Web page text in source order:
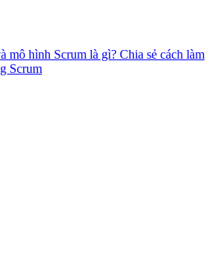
mô hình Scrum là gì? Chia sẻ cách làm
Scrum